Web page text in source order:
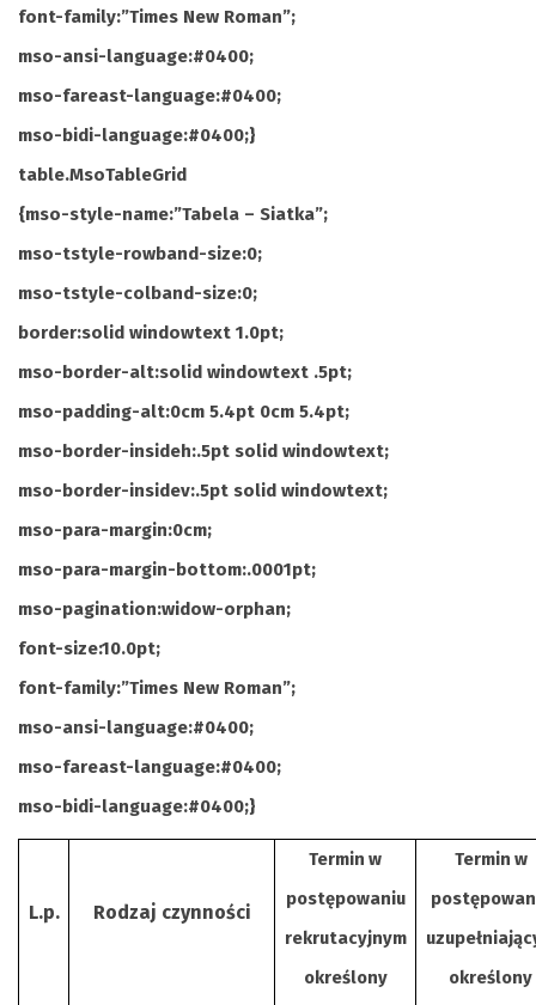
font-family:”Times New Roman”;
mso-ansi-language:#0400;
mso-fareast-language:#0400;
mso-bidi-language:#0400;}
table.MsoTableGrid
{mso-style-name:”Tabela – Siatka”;
mso-tstyle-rowband-size:0;
mso-tstyle-colband-size:0;
border:solid windowtext 1.0pt;
mso-border-alt:solid windowtext .5pt;
mso-padding-alt:0cm 5.4pt 0cm 5.4pt;
mso-border-insideh:.5pt solid windowtext;
mso-border-insidev:.5pt solid windowtext;
mso-para-margin:0cm;
mso-para-margin-bottom:.0001pt;
mso-pagination:widow-orphan;
font-size:10.0pt;
font-family:”Times New Roman”;
mso-ansi-language:#0400;
mso-fareast-language:#0400;
mso-bidi-language:#0400;}
L.p. Rodzaj czynności
Termin w
postępowaniu
rekrutacyjnym
określony
Termin w
określony